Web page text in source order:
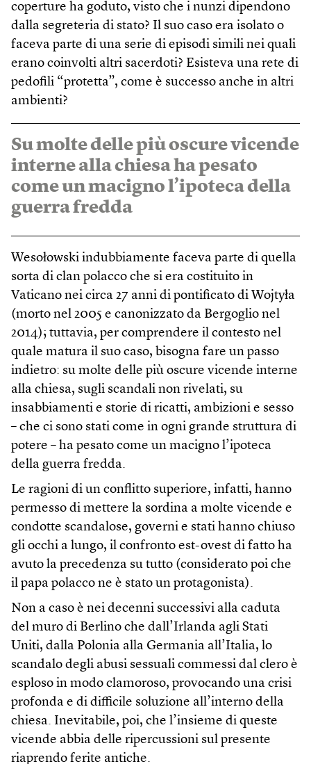
coperture ha goduto, visto che i nunzi dipendono
dalla segreteria di stato? Il suo caso era isolato o
faceva parte di una serie di episodi simili nei quali
erano coinvolti altri sacerdoti? Esisteva una rete di
pedofili “protetta”, come è successo anche in altri
ambienti?
Su molte delle più oscure vicende
interne alla chiesa ha pesato
come un macigno l’ipoteca della
guerra fredda
Wesołowski indubbiamente faceva parte di quella
sorta di clan polacco che si era costituito in
Vaticano nei circa 27 anni di pontificato di Wojtyła
(morto nel 2005 e canonizzato da Bergoglio nel
2014); tuttavia, per comprendere il contesto nel
quale matura il suo caso, bisogna fare un passo
indietro: su molte delle più oscure vicende interne
alla chiesa, sugli scandali non rivelati, su
insabbiamenti e storie di ricatti, ambizioni e sesso
– che ci sono stati come in ogni grande struttura di
potere – ha pesato come un macigno l’ipoteca
della guerra fredda.
Le ragioni di un conflitto superiore, infatti, hanno
permesso di mettere la sordina a molte vicende e
condotte scandalose, governi e stati hanno chiuso
gli occhi a lungo, il confronto est-ovest di fatto ha
avuto la precedenza su tutto (considerato poi che
il papa polacco ne è stato un protagonista).
Non a caso è nei decenni successivi alla caduta
del muro di Berlino che dall’Irlanda agli Stati
Uniti, dalla Polonia alla Germania all’Italia, lo
scandalo degli abusi sessuali commessi dal clero è
esploso in modo clamoroso, provocando una crisi
profonda e di difficile soluzione all’interno della
chiesa. Inevitabile, poi, che l’insieme di queste
vicende abbia delle ripercussioni sul presente
riaprendo ferite antiche.